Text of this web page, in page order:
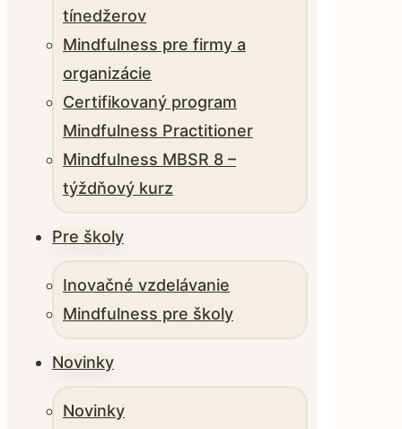
tínedžerov
Mindfulness pre firmy a
organizácie
Certifikovaný program
Mindfulness Practitioner
Mindfulness MBSR 8 –
týždňový kurz
Pre školy
Inovačné vzdelávanie
Mindfulness pre školy
Novinky
Novinky